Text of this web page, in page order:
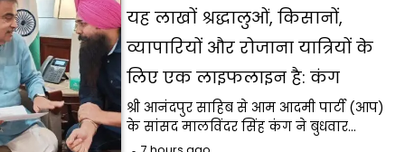
यह लाखों श्रद्धालुओं, किसानों,
व्यापारियों और रोजाना यात्रियों के
लिए एक लाइफलाइन है: कंग
श्री आनंदपुर साहिब से आम आदमी पार्टी (आप)
के सांसद मालविंदर सिंह कंग ने बुधवार…